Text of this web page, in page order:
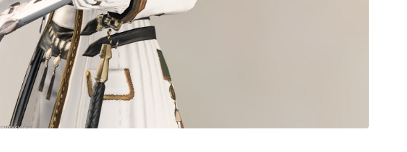
半袖
五分袖
八分袖